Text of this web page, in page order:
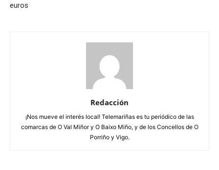
euros
Redacción
¡Nos mueve el interés local! Telemariñas es tu periódico de las
comarcas de O Val Miñor y O Baixo Miño, y de los Concellos de O
Porriño y Vigo.